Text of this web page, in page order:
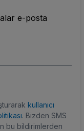
e-posta
kullanıcı
. Bizden SMS
bu bildirimlerden